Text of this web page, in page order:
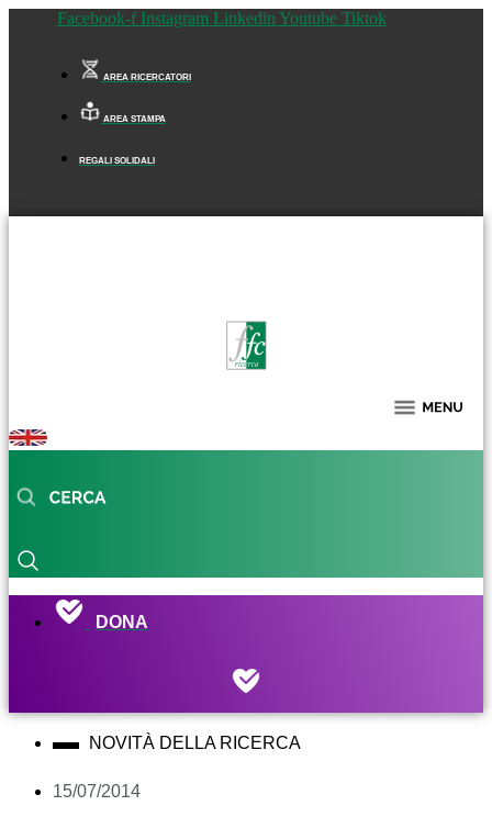
Facebook-f Instagram Linkedin Youtube Tiktok
AREA RICERCATORI
AREA STAMPA
REGALI SOLIDALI
DONA
NOVITÀ DELLA RICERCA
15/07/2014